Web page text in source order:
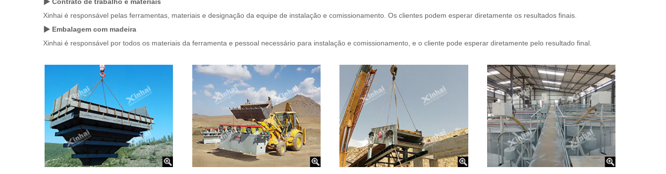
Xinhai é responsável pelas ferramentas, materiais e designação da equipe de instalação e comissionamento. Os clientes podem esperar diretamente os resultados finais.
▶ Embalagem com madeira
Xinhai é responsável por todos os materiais da ferramenta e pessoal necessário para instalação e comissionamento, e o cliente pode esperar diretamente pelo resultado final.